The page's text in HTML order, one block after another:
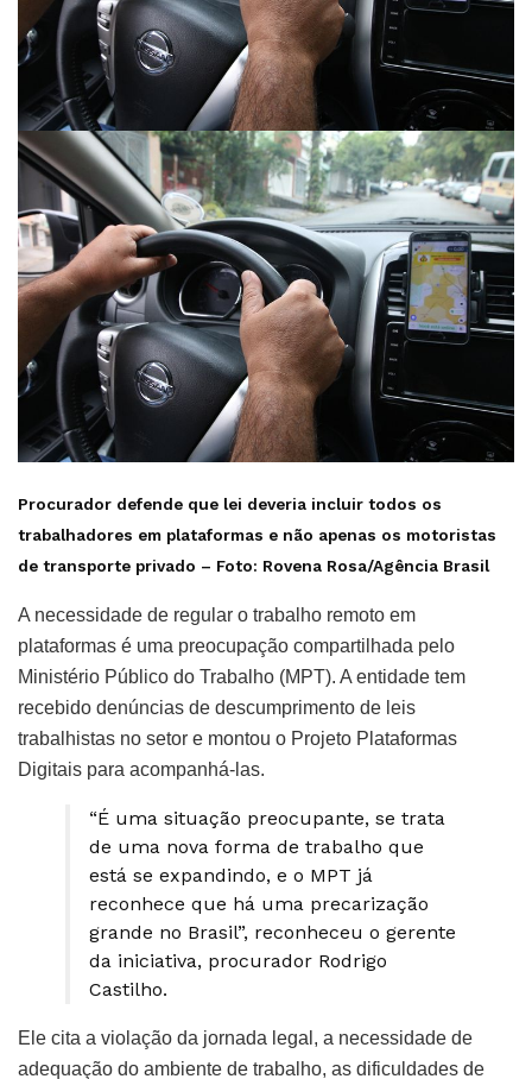
Procurador defende que lei deveria incluir todos os
trabalhadores em plataformas e não apenas os motoristas
de transporte privado – Foto: Rovena Rosa/Agência Brasil
A necessidade de regular o trabalho remoto em
plataformas é uma preocupação compartilhada pelo
Ministério Público do Trabalho (MPT). A entidade tem
recebido denúncias de descumprimento de leis
trabalhistas no setor e montou o Projeto Plataformas
Digitais para acompanhá-las.
“É uma situação preocupante, se trata
de uma nova forma de trabalho que
está se expandindo, e o MPT já
reconhece que há uma precarização
grande no Brasil”, reconheceu o gerente
da iniciativa, procurador Rodrigo
Castilho.
Ele cita a violação da jornada legal, a necessidade de
adequação do ambiente de trabalho, as dificuldades de